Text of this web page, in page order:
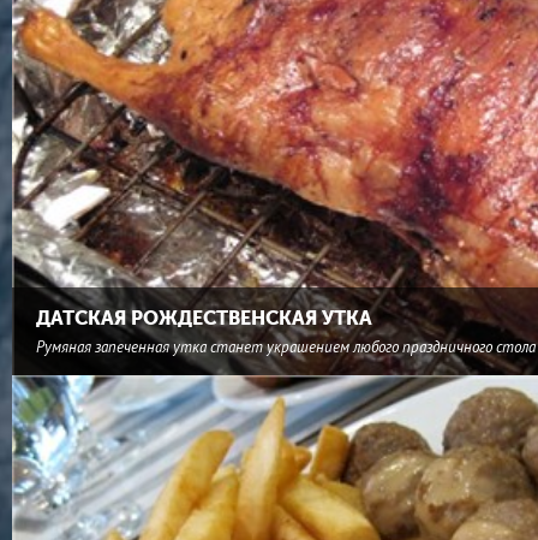
ДАТСКАЯ РОЖДЕСТВЕНСКАЯ УТКА
Румяная запеченная утка станет украшением любого праздничного стола